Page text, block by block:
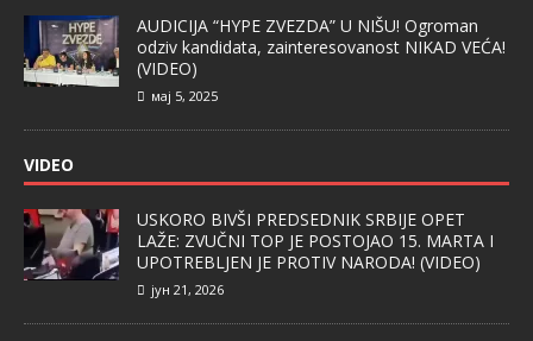
AUDICIJA “HYPE ZVEZDA” U NIŠU! Ogroman
odziv kandidata, zainteresovanost NIKAD VEĆA!
(VIDEO)
мај 5, 2025
VIDEO
USKORO BIVŠI PREDSEDNIK SRBIJE OPET
LAŽE: ZVUČNI TOP JE POSTOJAO 15. MARTA I
UPOTREBLJEN JE PROTIV NARODA! (VIDEO)
јун 21, 2026